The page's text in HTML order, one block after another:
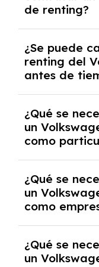
cuotas
de renting?
tendrás que
salvo en casos
debido al
económica.
¿Se puede
renting del
antes de
pero puede
cancelación
las
experto que te
¿Qué se
un
como
y, en algunos
crediticia y un
¿Qué se
un
como
casos, un
¿Qué se
un